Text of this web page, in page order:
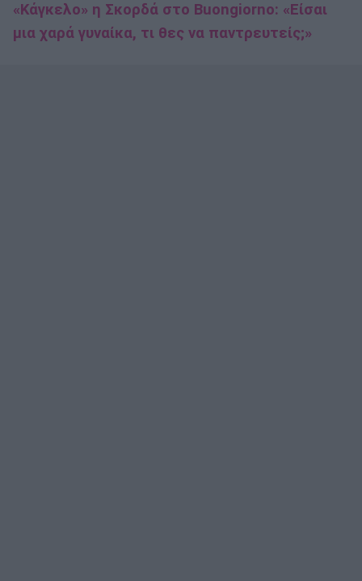
«Κάγκελο» η Σκορδά στο Buongiorno: «Είσαι
μια χαρά γυναίκα, τι θες να παντρευτείς;»